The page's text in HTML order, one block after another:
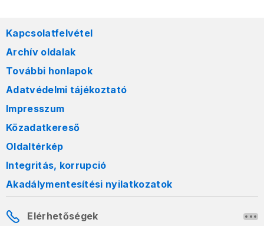
Kapcsolatfelvétel
Archív oldalak
További honlapok
Adatvédelmi tájékoztató
Impresszum
Közadatkereső
Oldaltérkép
Integritás, korrupció
Akadálymentesítési nyilatkozatok
Elérhetőségek